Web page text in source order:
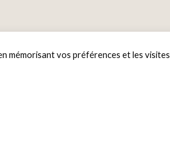
mémorisant vos préférences et les visites